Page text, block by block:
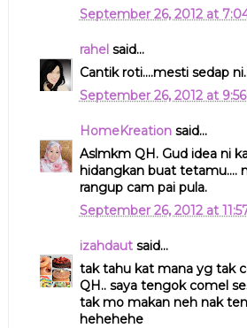
September 26, 2012 at
rahelsaid...
Cantik roti....mesti sedap
September 26, 2012 at
HomeKreationsaid...
Aslmkm QH. Gud idea ni
hidangkan buat tetamu....
rangup cam pai pula.
September 26, 2012 at
izahdautsaid...
tak tahu kat mana yg tak
QH.. saya tengok comel
tak mo makan neh nak
hehehehe